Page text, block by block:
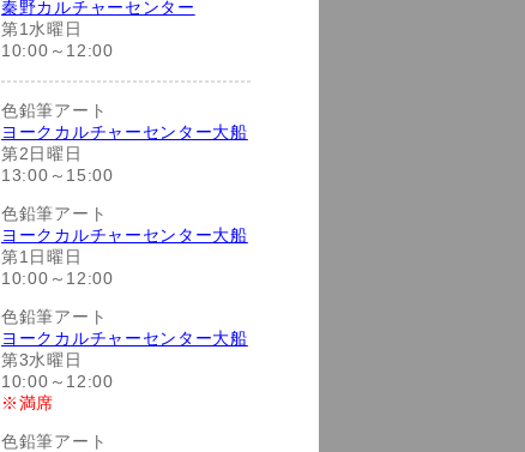
秦野カルチャーセンター
第1水曜日
10:00～12:00
色鉛筆アート
ヨークカルチャーセンター大船
第2日曜日
13:00～15:00
色鉛筆アート
ヨークカルチャーセンター大船
第1日曜日
10:00～12:00
色鉛筆アート
ヨークカルチャーセンター大船
第3水曜日
10:00～12:00
※満席
色鉛筆アート